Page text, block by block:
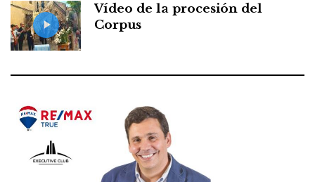
Vídeo de la procesión del
Corpus